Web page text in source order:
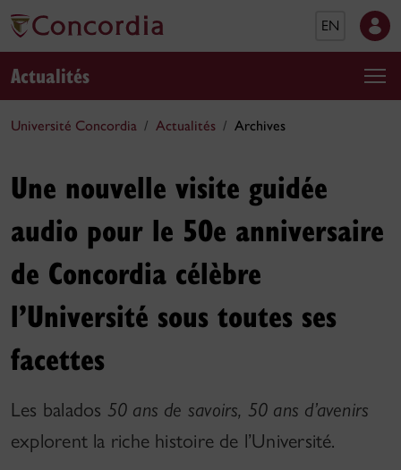
EN
Actualités
Université Concordia Actualités Archives
Une nouvelle visite guidée
audio pour le 50e anniversaire
de Concordia célèbre
l’Université sous toutes ses
facettes
Les balados 50 ans de savoirs, 50 ans d’avenirs
explorent la riche histoire de l’Université.